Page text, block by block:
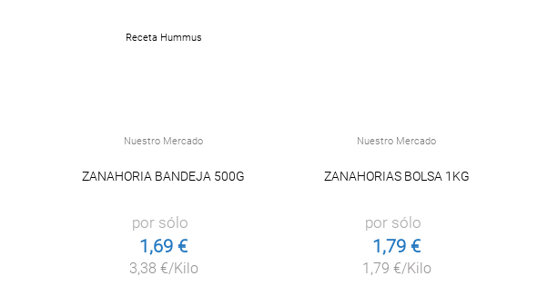
Receta Hummus
Nuestro Mercado
ZANAHORIA BANDEJA 500G
por sólo
1,69 €
3,38 €/Kilo
Nuestro Mercado
ZANAHORIAS BOLSA 1KG
por sólo
1,79 €
1,79 €/Kilo